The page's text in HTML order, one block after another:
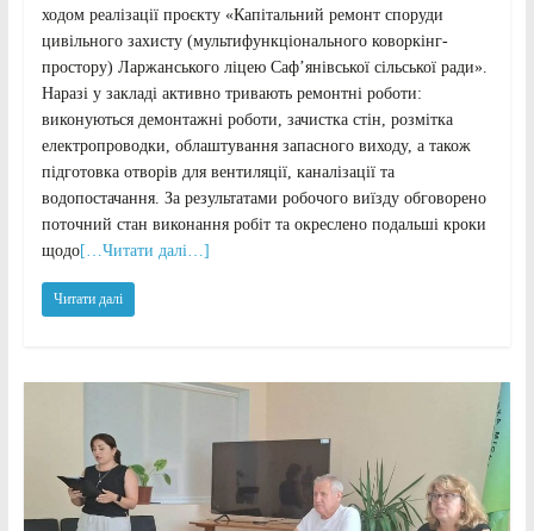
ходом реалізації проєкту «Капітальний ремонт споруди
цивільного захисту (мультифункціонального коворкінг-
простору) Ларжанського ліцею Саф’янівської сільської ради».
Наразі у закладі активно тривають ремонтні роботи:
виконуються демонтажні роботи, зачистка стін, розмітка
електропроводки, облаштування запасного виходу, а також
підготовка отворів для вентиляції, каналізації та
водопостачання. За результатами робочого виїзду обговорено
поточний стан виконання робіт та окреслено подальші кроки
щодо[…Читати далі…]
Читати далі